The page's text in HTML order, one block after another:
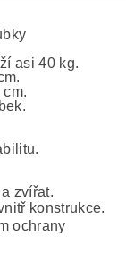
asi 40 kg.
konstrukce.
ochrany